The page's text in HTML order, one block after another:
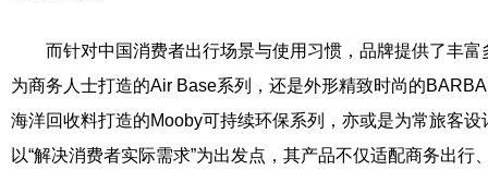
而针对中国消费者出行场景与使用习惯，品牌提供了丰
为商务人士打造的Air Base系列，还是外形精致时尚的
海洋回收料打造的Mooby可持续环保系列，亦或是为常旅客
以“解决消费者实际需求”为出发点，其产品不仅适配商务出行